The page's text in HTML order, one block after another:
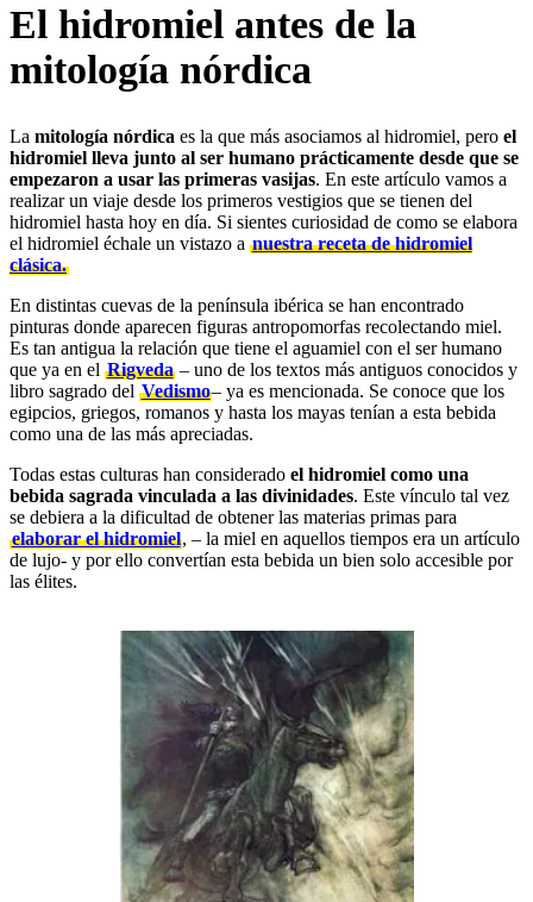
El hidromiel antes de la
mitología nórdica
La mitología nórdica es la que más asociamos al hidromiel, pero el
hidromiel lleva junto al ser humano prácticamente desde que se
empezaron a usar las primeras vasijas. En este artículo vamos a
realizar un viaje desde los primeros vestigios que se tienen del
hidromiel hasta hoy en día. Si sientes curiosidad de como se elabora
el hidromiel échale un vistazo a nuestra receta de hidromiel
clásica.
En distintas cuevas de la península ibérica se han encontrado
pinturas donde aparecen figuras antropomorfas recolectando miel.
Es tan antigua la relación que tiene el aguamiel con el ser humano
que ya en el Rigveda – uno de los textos más antiguos conocidos y
libro sagrado del Vedismo– ya es mencionada. Se conoce que los
egipcios, griegos, romanos y hasta los mayas tenían a esta bebida
como una de las más apreciadas.
Todas estas culturas han considerado el hidromiel como una
bebida sagrada vinculada a las divinidades. Este vínculo tal vez
se debiera a la dificultad de obtener las materias primas para
elaborar el hidromiel, – la miel en aquellos tiempos era un artículo
de lujo- y por ello convertían esta bebida un bien solo accesible por
las élites.